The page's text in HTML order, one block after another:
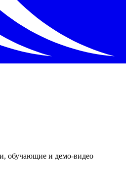
обучающие и демо-видео